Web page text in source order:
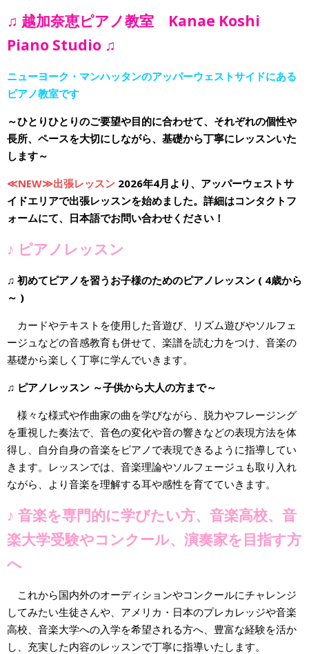
♫ 越加奈恵ピアノ教室 Kanae Koshi
Piano Studio ♫
ニューヨーク・マンハッタンのアッパーウェストサイドにある
ピアノ教室です
～ひとりひとりのご要望や目的に合わせて、それぞれの個性や
長所、ペースを大切にしながら、基礎から丁寧にレッスンいた
します～
≪NEW≫出張レッスン 2026年4月より、アッパーウェストサ
イドエリアで出張レッスンを始めました。詳細はコンタクトフ
ォームにて、日本語でお問い合わせください！
♪ ピアノレッスン
♫ 初めてピアノを習うお子様のためのピアノレッスン ( 4歳から
～ )
カードやテキストを使用した音遊び、リズム遊びやソルフェ
ージュなどの音感教育も併せて、楽譜を読む力をつけ、音楽の
基礎から楽しく丁寧に学んでいきます。
♫ ピアノレッスン ～子供から大人の方まで～
様々な様式や作曲家の曲を学びながら、脱力やフレージング
を重視した奏法で、音色の変化や音の響きなどの表現方法を体
得し、自分自身の音楽をピアノで表現できるように指導してい
きます。レッスンでは、音楽理論やソルフェージュも取り入れ
ながら、より音楽を理解する耳や感性を育てていきます。
♪ 音楽を専門的に学びたい方、音楽高校、音
楽大学受験やコンクール、演奏家を目指す方
へ
これから国内外のオーディションやコンクールにチャレンジ
してみたい生徒さんや、アメリカ・日本のプレカレッジや音楽
高校、音楽大学への入学を希望される方へ、豊富な経験を活か
し、充実した内容のレッスンで丁寧に指導いたします。